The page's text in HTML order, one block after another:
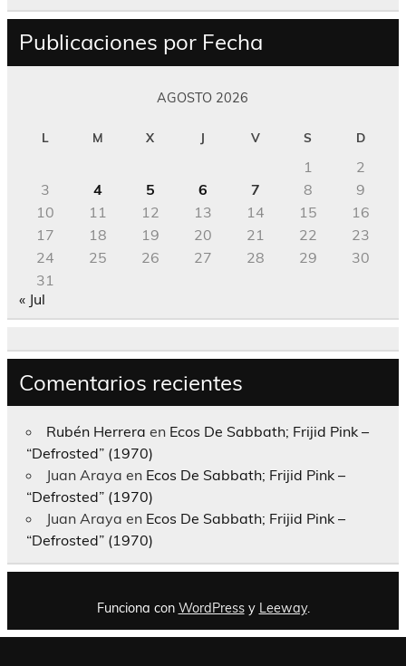
Publicaciones por Fecha
AGOSTO 2026
L M X J V S D
1
2
3
4 5 6 7 8
9
10
11 12 13 14 15
16
17
18 19 20 21 22
23
24
25 26 27 28 29
30
31
« Jul
Comentarios recientes
Rubén Herrera en Ecos De Sabbath; Frijid Pink –
“Defrosted” (1970)
Juan Araya en Ecos De Sabbath; Frijid Pink –
“Defrosted” (1970)
Juan Araya en Ecos De Sabbath; Frijid Pink –
“Defrosted” (1970)
Funciona con WordPressy Leeway.